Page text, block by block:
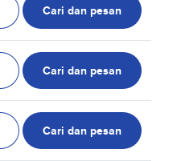
Cari dan pesan
Cari dan pesan
Cari dan pesan